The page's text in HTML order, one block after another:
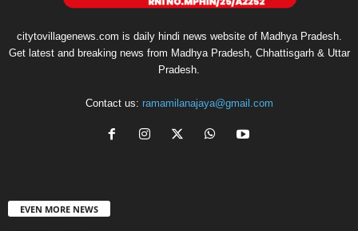
citytovillagenews.com is daily hindi news website of Madhya Pradesh.
Get latest and breaking news from Madhya Pradesh, Chhattisgarh & Uttar
Pradesh.
Contact us: ramamilanajaya@gmail.com
EVEN MORE NEWS